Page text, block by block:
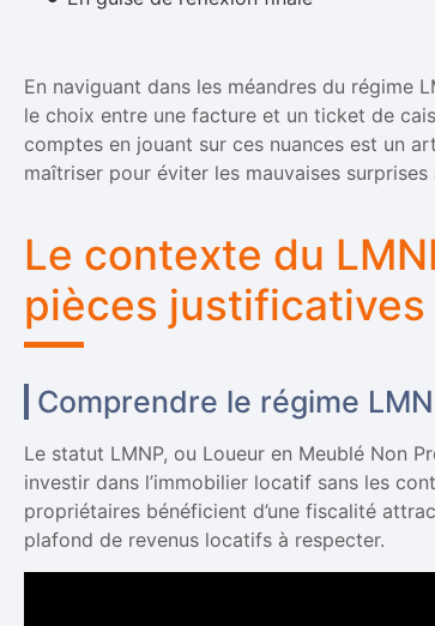
En naviguant dans les méandres du régime
le choix entre une facture et un ticket de
comptes en jouant sur ces nuances est un
maîtriser pour éviter les mauvaises
Le contexte du
pièces justificatives
Comprendre le régime
Le statut LMNP, ou Loueur en Meublé Non
investir dans l’immobilier locatif sans les
propriétaires bénéficient d’une fiscalité
plafond de revenus locatifs à respecter.